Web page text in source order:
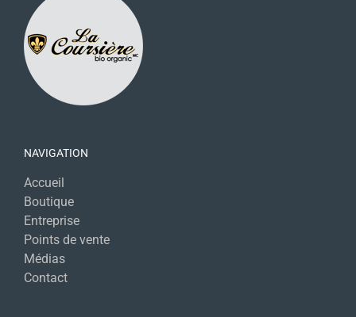
NAVIGATION
Accueil
Boutique
Entreprise
Points de vente
Médias
Contact